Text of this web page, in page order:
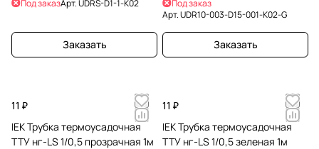
Под заказАрт.UDRS-D1-1-K02
Заказать
Под заказ
Арт.UDR10-003-D15-001-K02-G
Заказать
11 ₽
IEK Трубка термоусадочная
ТТУ нг-LS 1/0,5 прозрачная 1м
11 ₽
IEK Трубка термоусадочная
ТТУ нг-LS 1/0,5 зеленая 1м